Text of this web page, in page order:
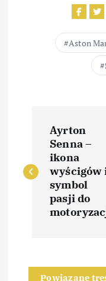
Aston
w
a
Ayrton
Senna –
ikona
wyścigów
symbol
pasji do
Powiązane